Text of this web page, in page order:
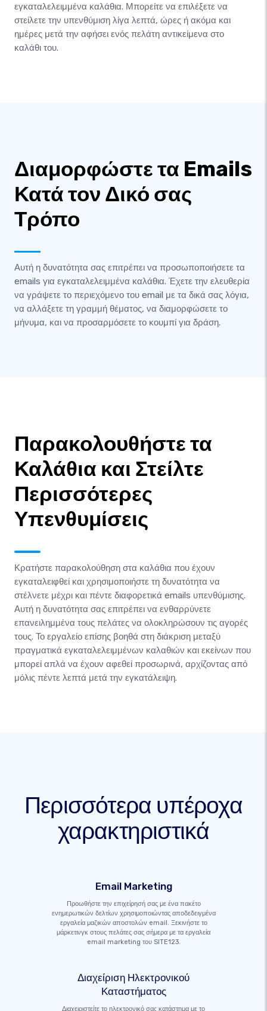
εγκαταλελειμμένα καλάθια. Μπορείτε να επιλέξετε να
στείλετε την υπενθύμιση λίγα λεπτά, ώρες ή ακόμα και
ημέρες μετά την αφήσει ενός πελάτη αντικείμενα στο
καλάθι του.
Διαμορφώστε τα Emails
Κατά τον Δικό σας
Τρόπο
Αυτή η δυνατότητα σας επιτρέπει να προσωποποιήσετε τα
emails για εγκαταλελειμμένα καλάθια. Έχετε την ελευθερία
να γράψετε το περιεχόμενο του email με τα δικά σας λόγια,
να αλλάξετε τη γραμμή θέματος, να διαμορφώσετε το
μήνυμα, και να προσαρμόσετε το κουμπί για δράση.
Παρακολουθήστε τα
Καλάθια και Στείλτε
Περισσότερες
Υπενθυμίσεις
Κρατήστε παρακολούθηση στα καλάθια που έχουν
εγκαταλειφθεί και χρησιμοποιήστε τη δυνατότητα να
στέλνετε μέχρι και πέντε διαφορετικά emails υπενθύμισης.
Αυτή η δυνατότητα σας επιτρέπει να ενθαρρύνετε
επανειλημμένα τους πελάτες να ολοκληρώσουν τις αγορές
τους. Το εργαλείο επίσης βοηθά στη διάκριση μεταξύ
πραγματικά εγκαταλελειμμένων καλαθιών και εκείνων που
μπορεί απλά να έχουν αφεθεί προσωρινά, αρχίζοντας από
μόλις πέντε λεπτά μετά την εγκατάλειψη.
Περισσότερα υπέροχα
χαρακτηριστικά
Email Marketing
Προωθήστε την επιχείρησή σας με ένα πακέτο
ενημερωτικών δελτίων χρησιμοποιώντας αποδεδειγμένα
εργαλεία μαζικών αποστολών email. Ξεκινήστε το
μάρκετινγκ στους πελάτες σας σήμερα με τα εργαλεία
email marketing του SITE123.
Διαχείριση Ηλεκτρονικού
Καταστήματος
Διαχειριστείτε το ηλεκτρονικό σας κατάστημα με το